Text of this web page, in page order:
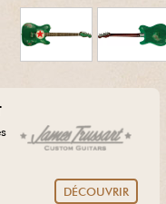
DÉCOUVRIR